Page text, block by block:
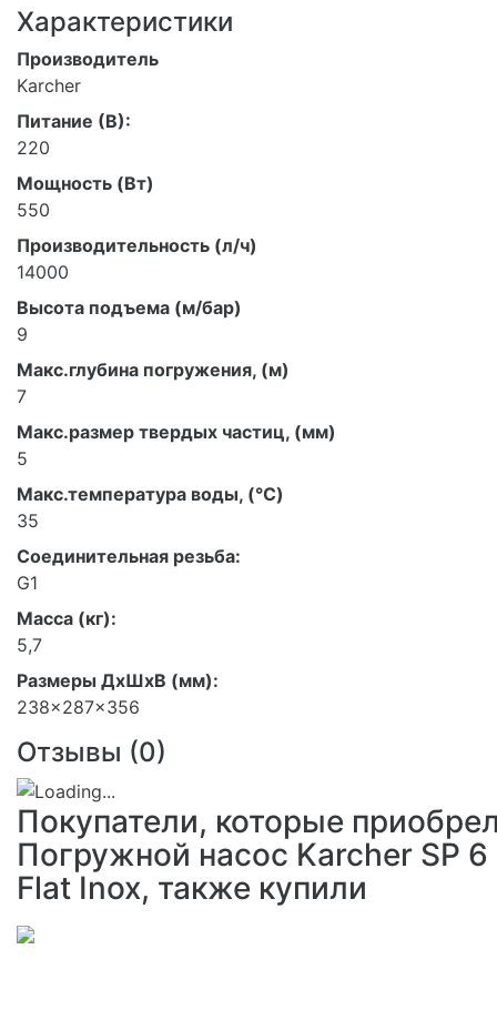
Характеристики
Производитель
Karcher
Питание (В):
220
Мощность (Вт)
550
Производительность (л/ч)
14000
Высота подъема (м/бар)
9
Макс.глубина погружения, (м)
7
Макс.размер твердых частиц, (мм)
5
Макс.температура воды, (°C)
35
Соединительная резьба:
G1
Масса (кг):
5,7
Размеры ДхШхВ (мм):
238x287x356
Отзывы (0)
Покупатели, которые
Погружной насос Karcher SP 6
Flat Inox, также купили